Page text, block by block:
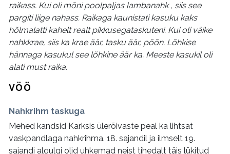
raikass. Kui oli mõni poolpaljas lambanahk , siis see
pargiti liige nahass. Raikaga kaunistati kasuku kaks
hõlmalatti kahelt realt pikkusegataskuteni. Kui oli väike
nahkkrae, siis ka krae äär, tasku äär, põõn. Lõhkise
hännaga kasukul see lõhkine äär ka. Meeste kasukil oli
alati must raika.
VÖÖ
Nahkrihm taskuga
Mehed kandsid Karksis ülerõivaste peal ka lihtsat
vaskpandlaga nahkrihma. 18. sajandil ja ilmselt 19.
sajandi algulgi olid uhkemad neist tihedalt täis lükitud